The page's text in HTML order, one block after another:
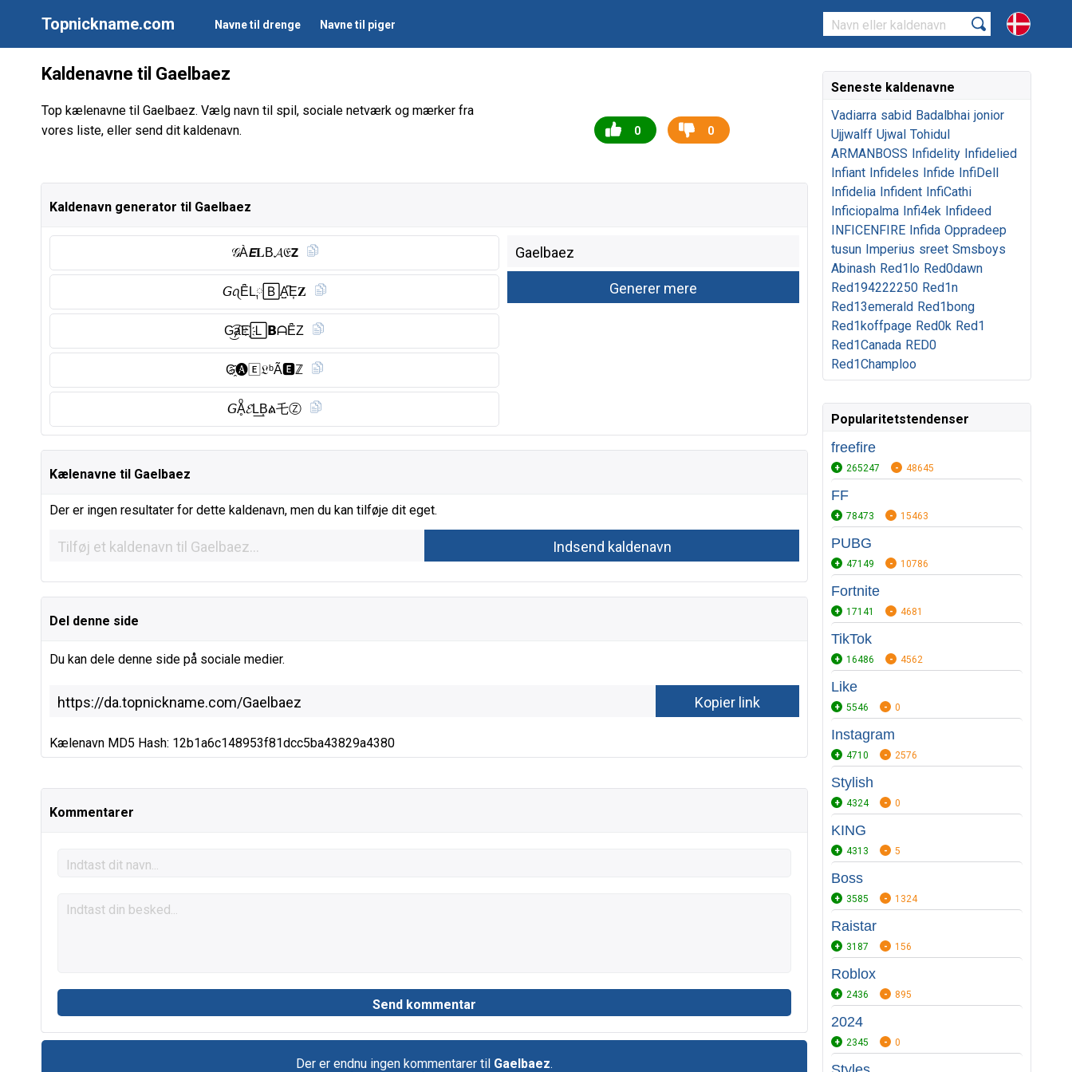
Topnickname.com Navne til drenge Navne til piger
Kaldenavne til Gaelbaez
Top kælenavne til Gaelbaez. Vælg navn til spil, sociale netværk og mærker fra
vores liste, eller send dit kaldenavn.
0 0
Kaldenavn generator til Gaelbaez
𝒢À𝙀𝐋B𝓐𝔈𝗭
𝘎ꪖȆ̈L༙🄱A̺͆E͎𝐙
G͜͡ⱥE҉🄻𝗕ᗩȆ̈Z
G҈🅐︎🄴𝔏ᵇÃ🅴︎ℤ
𝘎Ḁͦ𝓔L͟B͎ል乇Ⓩ︎
Kælenavne til Gaelbaez
Der er ingen resultater for dette kaldenavn, men du kan tilføje dit eget.
Del denne side
Du kan dele denne side på sociale medier.
Kælenavn MD5 Hash: 12b1a6c148953f81dcc5ba43829a4380
Kommentarer
Der er endnu ingen kommentarer til Gaelbaez.
Seneste kaldenavne
Vadiarra sabid Badalbhai jonior
Ujjwalff Ujwal Tohidul
ARMANBOSS Infidelity Infidelied
Infiant Infideles Infide InfiDell
Infidelia Infident InfiCathi
Inficiopalma Infi4ek Infideed
INFICENFIRE Infida Oppradeep
tusun Imperius sreet Smsboys
Abinash Red1lo Red0dawn
Red194222250 Red1n
Red13emerald Red1bong
Red1koffpage Red0k Red1
Red1Canada RED0
Red1Champloo
Popularitetstendenser
freefire
265247 48645
FF
78473 15463
PUBG
47149 10786
Fortnite
17141 4681
TikTok
16486 4562
Like
5546 0
Instagram
4710 2576
Stylish
4324 0
KING
4313 5
Boss
3585 1324
Raistar
3187 156
Roblox
2436 895
2024
2345 0